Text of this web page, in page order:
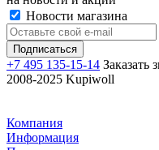
Новости магазина
+7 495 135-15-14 Заказать
2008-2025 Kupiwoll
Компания
Информация